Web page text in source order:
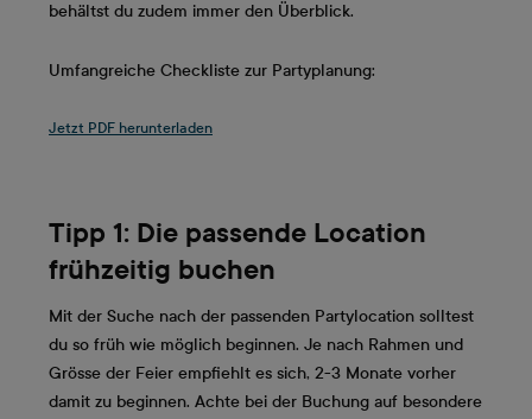
behältst du zudem immer den Überblick.
Umfangreiche Checkliste zur Partyplanung:
Jetzt PDF herunterladen
Tipp 1: Die passende Location
frühzeitig buchen
Mit der Suche nach der passenden Partylocation solltest
du so früh wie möglich beginnen. Je nach Rahmen und
Grösse der Feier empfiehlt es sich, 2-3 Monate vorher
damit zu beginnen. Achte bei der Buchung auf besondere